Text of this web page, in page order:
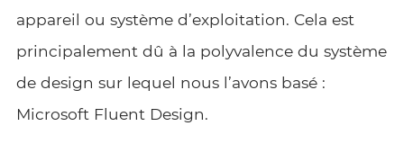
appareil ou système d’exploitation. Cela est
principalement dû à la polyvalence du système
de design sur lequel nous l’avons basé :
Microsoft Fluent Design.